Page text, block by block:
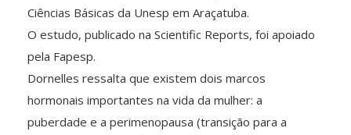
Ciências Básicas da Unesp em Araçatuba.
O estudo, publicado na Scientific Reports, foi apoiado
pela Fapesp.
Dornelles ressalta que existem dois marcos
hormonais importantes na vida da mulher: a
puberdade e a perimenopausa (transição para a